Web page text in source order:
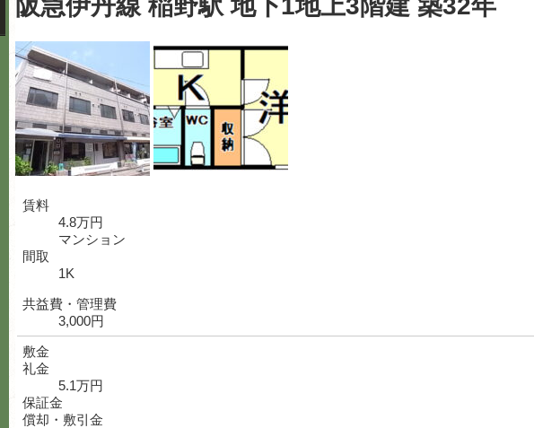
阪急伊丹線 稲野駅 地下1地上3階建 築32年
賃料
4.8万円
マンション
間取
1K
共益費・管理費
3,000円
敷金
礼金
5.1万円
保証金
償却・敷引金